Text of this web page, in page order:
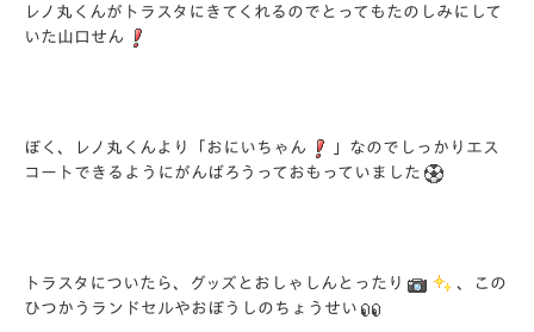
レノ丸くんがトラスタにきてくれるのでとってもたのしみにして
いた山口せん
ぼく、レノ丸くんより「おにいちゃん
」なのでしっかりエス
コートできるようにがんばろうっておもっていました
トラスタについたら、グッズとおしゃしんとったり
、この
ひつかうランドセルやおぼうしのちょうせい